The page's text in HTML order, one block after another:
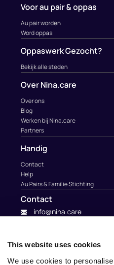
This website uses cookies
We use cookies to
Voor au pair & oppas
Au pair worden
Word oppas
Oppaswerk Gezocht?
Bekijk alle steden
Over Nina.care
Over ons
Blog
Werken bij Nina.care
Partners
Handig
Contact
Help
Au Pairs & Familie Stichting
Contact
info@nina.care